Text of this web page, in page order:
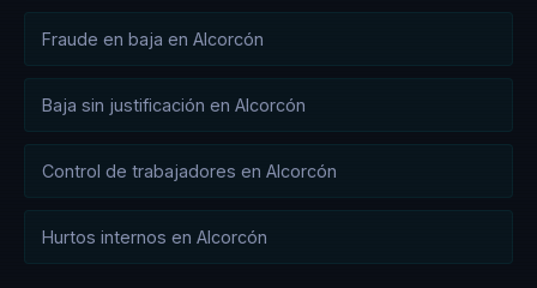
Fraude en baja en Alcorcón
Baja sin justificación en Alcorcón
Control de trabajadores en Alcorcón
Hurtos internos en Alcorcón